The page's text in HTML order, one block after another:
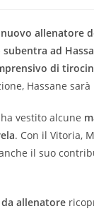
allenatore
subentra ad
di
Hassane
vestito alcune
. Con il Vitoria,
il suo
allenatore